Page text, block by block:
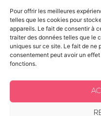
Pour offrir les meilleures
telles que les cookies pour
appareils. Le fait de consentir à
traiter des données telles que le
uniques sur ce site. Le fait de ne
consentement peut avoir un
fonctions.
Comptabilité